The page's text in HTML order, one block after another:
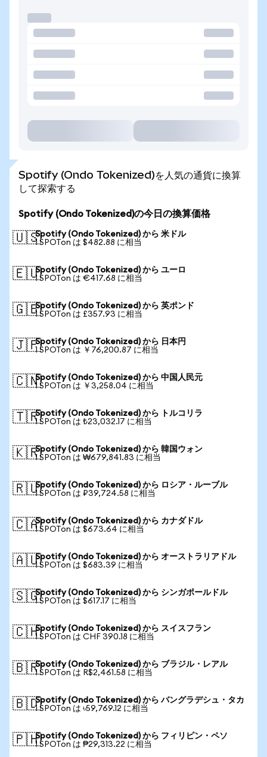
Spotify (Ondo Tokenized)を人気の通貨に換算
して探索する
Spotify (Ondo Tokenized)の今日の換算価格
🇺🇸Spotify (Ondo Tokenized) から 米ドル
1 SPOTon は $482.88 に相当
🇪🇺Spotify (Ondo Tokenized) から ユーロ
1 SPOTon は €417.68 に相当
🇬🇧Spotify (Ondo Tokenized) から 英ポンド
1 SPOTon は £357.93 に相当
🇯🇵Spotify (Ondo Tokenized) から 日本円
1 SPOTon は ￥76,200.87 に相当
🇨🇳Spotify (Ondo Tokenized) から 中国人民元
1 SPOTon は ￥3,258.04 に相当
🇹🇷Spotify (Ondo Tokenized) から トルコリラ
1 SPOTon は ₺23,032.17 に相当
🇰🇷Spotify (Ondo Tokenized) から 韓国ウォン
1 SPOTon は ₩679,841.83 に相当
🇷🇺Spotify (Ondo Tokenized) から ロシア・ルーブル
1 SPOTon は ₽39,724.58 に相当
🇨🇦Spotify (Ondo Tokenized) から カナダドル
1 SPOTon は $673.64 に相当
🇦🇺Spotify (Ondo Tokenized) から オーストラリアドル
1 SPOTon は $683.39 に相当
🇸🇬Spotify (Ondo Tokenized) から シンガポールドル
1 SPOTon は $617.17 に相当
🇨🇭Spotify (Ondo Tokenized) から スイスフラン
1 SPOTon は CHF 390.18 に相当
🇧🇷Spotify (Ondo Tokenized) から ブラジル・レアル
1 SPOTon は R$2,461.58 に相当
🇧🇩Spotify (Ondo Tokenized) から バングラデシュ・タカ
1 SPOTon は ৳59,769.12 に相当
🇵🇭Spotify (Ondo Tokenized) から フィリピン・ペソ
1 SPOTon は ₱29,313.22 に相当